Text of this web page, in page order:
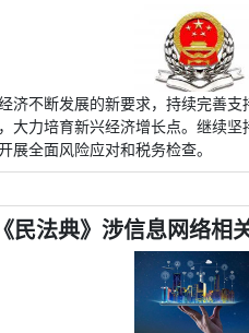
济不断发展的新要求，持续完善
大力培育新兴经济增长点。继续
展全面风险应对和税务检查。
《民法典》涉信息网络相